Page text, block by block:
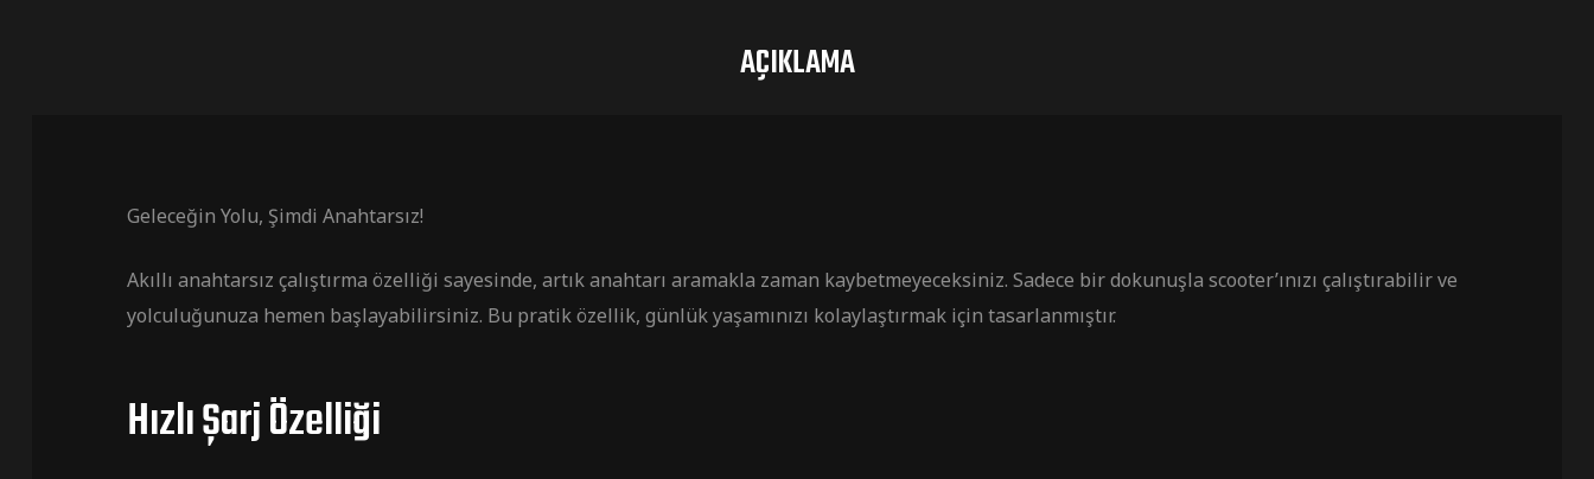
AÇIKLAMA
Geleceğin Yolu, Şimdi Anahtarsız!
Akıllı anahtarsız çalıştırma özelliği sayesinde, artık anahtarı aramakla zaman kaybetmeyeceksiniz. Sadece bir dokunuşla scooter’ınızı çalıştırabilir ve
yolculuğunuza hemen başlayabilirsiniz. Bu pratik özellik, günlük yaşamınızı kolaylaştırmak için tasarlanmıştır.
Hızlı Şarj Özelliği